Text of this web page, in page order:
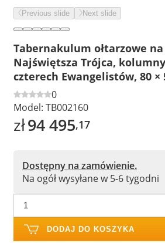
Previous slide Next slide
Tabernakulum ołtarzowe
Najświętsza Trójca,
czterech Ewangelistów, 80 ×
0
Model: TB002160
zł94 495,17
Dostępny na zamówienie.
Na ogół wysyłane w 5-6 tygodni
DODAJ DO KOSZYKA